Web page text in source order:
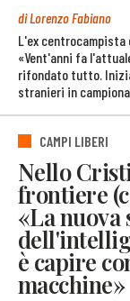
di Lorenzo Fabiano
L'ex centrocampista
«Vent'anni fa
rifondato tutto.
stranieri in
CAMPI LIBERI
Nello
frontiere
«La nuova
è capire
macchine»